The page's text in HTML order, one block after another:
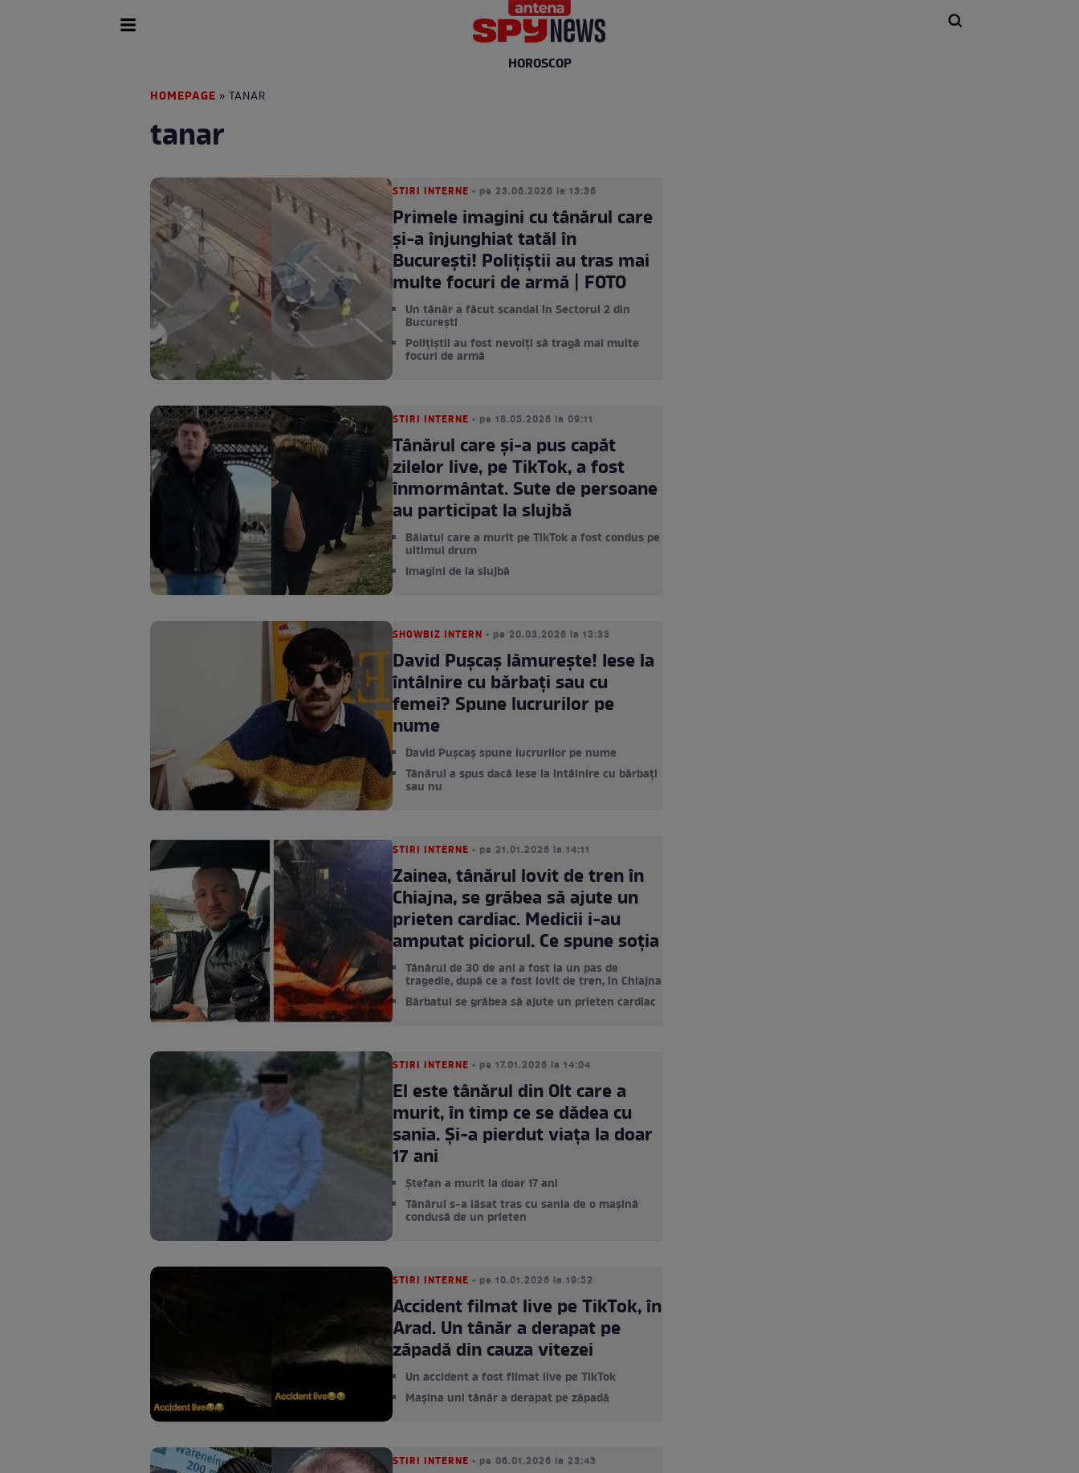
HOROSCOP
HOMEPAGE » TANAR
tanar
STIRI INTERNE • pe 23.06.2026 la 13:36
Primele imagini cu tânărul care
și-a înjunghiat tatăl în
București! Polițiștii au tras mai
multe focuri de armă | FOTO
Un tânăr a făcut scandal în Sectorul 2 din
București
Polițiștii au fost nevoiți să tragă mai multe
focuri de armă
STIRI INTERNE • pe 18.05.2026 la 09:11
Tânărul care și-a pus capăt
zilelor live, pe TikTok, a fost
înmormântat. Sute de persoane
au participat la slujbă
Băiatul care a murit pe TikTok a fost condus pe
ultimul drum
Imagini de la slujbă
SHOWBIZ INTERN • pe 20.03.2026 la 13:33
David Pușcaș lămurește! Iese la
întâlnire cu bărbați sau cu
femei? Spune lucrurilor pe
nume
David Pușcaș spune lucrurilor pe nume
Tânărul a spus dacă iese la întâlnire cu bărbați
sau nu
STIRI INTERNE • pe 21.01.2026 la 14:11
Zainea, tânărul lovit de tren în
Chiajna, se grăbea să ajute un
prieten cardiac. Medicii i-au
amputat piciorul. Ce spune soția
Tânărul de 30 de ani a fost la un pas de
tragedie, după ce a fost lovit de tren, în Chiajna
Bărbatul se grăbea să ajute un prieten cardiac
STIRI INTERNE • pe 17.01.2026 la 14:04
El este tânărul din Olt care a
murit, în timp ce se dădea cu
sania. Și-a pierdut viața la doar
17 ani
Ștefan a murit la doar 17 ani
Tânărul s-a lăsat tras cu sania de o mașină
condusă de un prieten
STIRI INTERNE • pe 10.01.2026 la 19:52
Accident filmat live pe TikTok, în
Arad. Un tânăr a derapat pe
zăpadă din cauza vitezei
Un accident a fost filmat live pe TikTok
Mașina uni tânăr a derapat pe zăpadă
STIRI INTERNE • pe 06.01.2026 la 23:43